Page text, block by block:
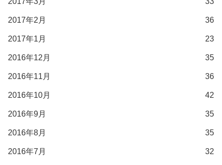
2017年2月 36
2017年1月 23
2016年12月 35
2016年11月 36
2016年10月 42
2016年9月 35
2016年8月 35
2016年7月 32